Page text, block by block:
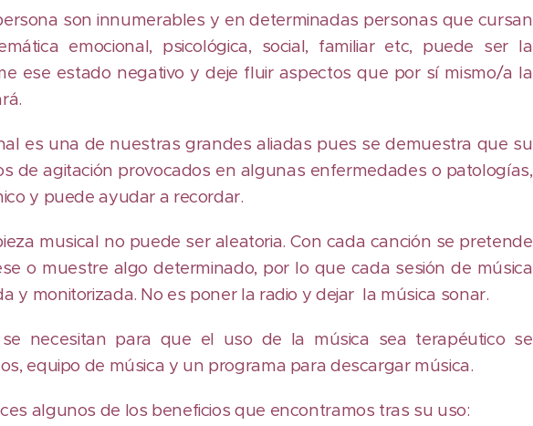
son innumerables y en determinadas personas que cursan
emocional, psicológica, social, familiar etc, puede ser la
ese estado negativo y deje fluir aspectos que por sí mismo/a la
es una de nuestras grandes aliadas pues se demuestra que su
de agitación provocados en algunas enfermedades o patologías,
y puede ayudar a recordar.
musical no puede ser aleatoria. Con cada canción se pretende
o muestre algo determinado, por lo que cada sesión de música
y monitorizada. No es poner la radio y dejar la música sonar.
necesitan para que el uso de la música sea terapéutico se
equipo de música y un programa para descargar música.
algunos de los beneficios que encontramos tras su uso: